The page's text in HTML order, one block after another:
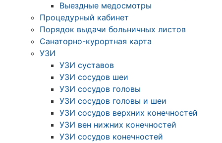
Выездные медосмотры
Процедурный кабинет
Порядок выдачи больничных листов
Санаторно-курортная карта
УЗИ
УЗИ суставов
УЗИ сосудов шеи
УЗИ сосудов головы
УЗИ сосудов головы и шеи
УЗИ сосудов верхних конечностей
УЗИ вен нижних конечностей
УЗИ сосудов конечностей